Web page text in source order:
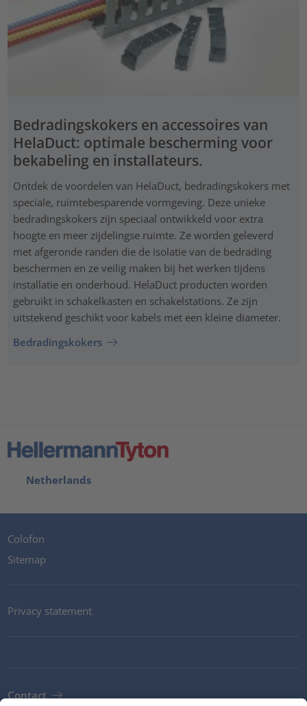
Bedradingskokers en accessoires van
HelaDuct: optimale bescherming voor
bekabeling en installateurs.
Ontdek de voordelen van HelaDuct, bedradingskokers met
speciale, ruimtebesparende vormgeving. Deze unieke
bedradingskokers zijn speciaal ontwikkeld voor extra
hoogte en meer zijdelingse ruimte. Ze worden geleverd
met afgeronde randen die de isolatie van de bedrading
beschermen en ze veilig maken bij het werken tijdens
installatie en onderhoud. HelaDuct producten worden
gebruikt in schakelkasten en schakelstations. Ze zijn
uitstekend geschikt voor kabels met een kleine diameter.
Bedradingskokers
Netherlands
Colofon
Sitemap
Privacy statement
Contact